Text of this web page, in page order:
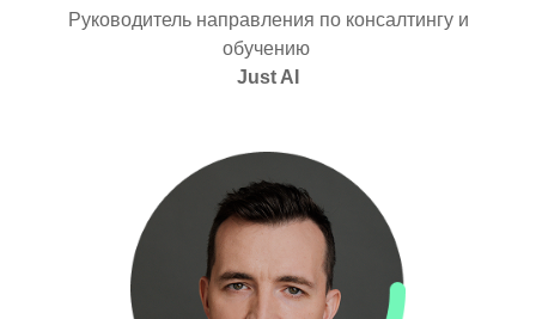
Руководитель направления по консалтингу и
обучению
Just AI